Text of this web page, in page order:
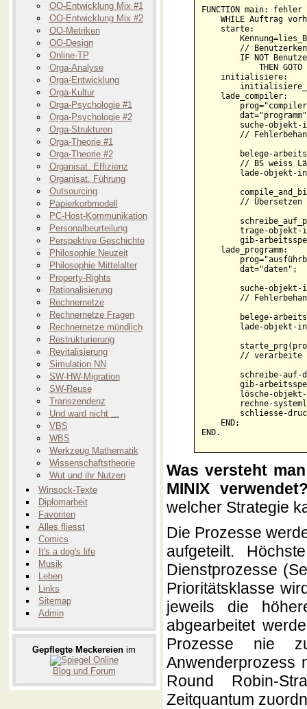
OO-Entwicklung Mix #1
OO-Entwicklung Mix #2
OO-Metriken
OO-Design
Online-TP
Orga-Analyse
Orga-Entwicklung
Orga-Kultur
Orga-Psychologie #1
Orga-Psychologie #2
Orga-Strukturen
Orga-Theorie #1
Orga-Theorie #2
Organisat. Effizienz
Organisat. Führung
Outsourcing
Papierkorbmodell
PC-Host-Kommunikation
Personalbeurteilung
Perspektive Geschichte
Philosophie Neuzeit
Philosophie Mittelalter
Property-Rights
Rationalisierung
Rechnernetze
Rechnernetze Fragen
Rechnernetze mündlich
Restrukturierung
Revitalisierung
Simulation NN
SW-HW-Migration
SW-Reuse
Transzendenz
Und ward nicht ...
VBS
WBS
Werkzeug Mathematik
Wissenschaftstheorie
Wut und ihr Nutzen
Winsock-Texte
Diplomarbeit
Favoriten
Alles fliesst
Comics
It's a dog's life
Musik
Leben
Links
Sitemap
Admin
Gepflegte Meckereien im
Blog und Forum
FUNCTION main: fehler
WHILE Auftrag
    starte:
//
IF NOT
THEN GOTO
    initialisiere:
    lade_compiler:
suche-objekt-
//
belege-
// BS weiss
lade-objekt-
//
trage-objekt-
gib-
    lade_programm:
        dat="daten";
suche-objekt-
//
belege-
lade-objekt-
// verarbeite
schreibe-auf-
gib-
lösche-
rechne-
schliesse-
    END;
Was versteht
MINIX
welcher Strategie
Die Prozesse
aufgeteilt.
Dienstprozesse
Prioritätsklasse
jeweils die
abgearbeitet
Prozesse nie
Anwenderprozess
Round Robin-
Zeitquantum